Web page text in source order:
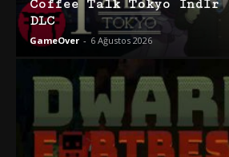
Coffee Talk Tokyo İndir
DLC
GameOver - 6 Ağustos 2026